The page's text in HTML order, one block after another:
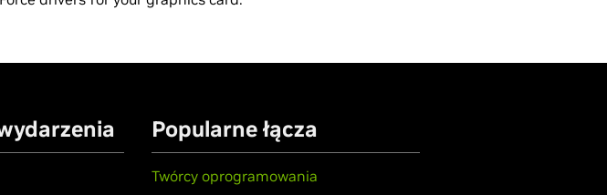
Popularne łącza
Twórcy oprogramowania